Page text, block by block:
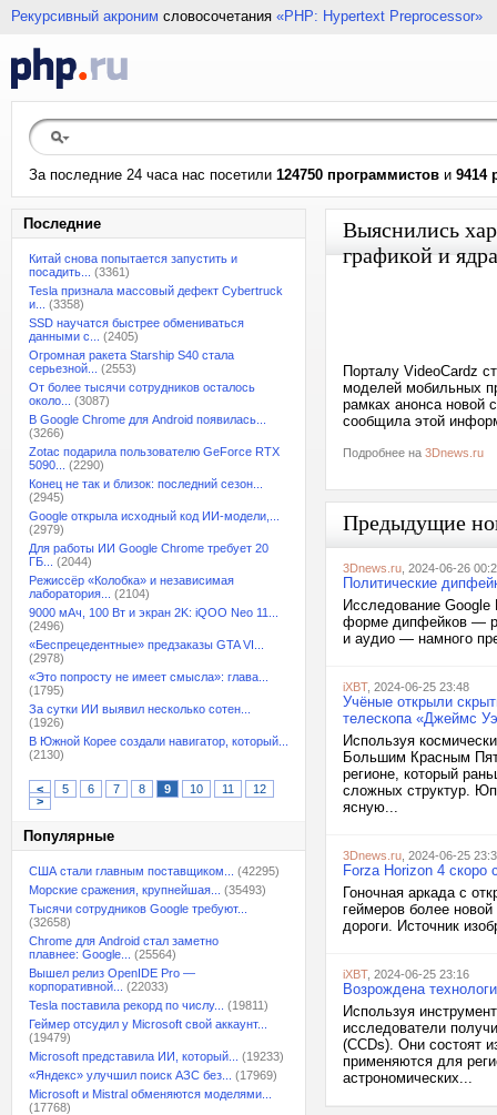
Рекурсивный акроним словосочетания «PHP: Hypertext Preprocessor»
За последние 24 часа нас посетили 124750 программистов и 9414
Последние
Китай снова попытается запустить и
посадить...
(3361)
Tesla признала массовый дефект Cybertruck
и...
(3358)
SSD научатся быстрее обмениваться
данными с...
(2405)
Огромная ракета Starship S40 стала
серьезной...
(2553)
От более тысячи сотрудников осталось
около...
(3087)
В Google Chrome для Android появилась...
(3266)
Zotac подарила пользователю GeForce RTX
5090...
(2290)
Конец не так и близок: последний сезон...
(2945)
Google открыла исходный код ИИ-модели,...
(2979)
Для работы ИИ Google Chrome требует 20
ГБ...
(2044)
Режиссёр «Колобка» и независимая
лаборатория...
(2104)
9000 мАч, 100 Вт и экран 2K: iQOO Neo 11...
(2496)
«Беспрецедентные» предзаказы GTA VI...
(2978)
«Это попросту не имеет смысла»: глава...
(1795)
За сутки ИИ выявил несколько сотен...
(1926)
В Южной Корее создали навигатор, который...
(2130)
< 5 6 7 8 9 10 11
12
>
Популярные
США стали главным поставщиком...
(42295)
Морские сражения, крупнейшая...
(35493)
Тысячи сотрудников Google требуют...
(32658)
Chrome для Android стал заметно
плавнее: Google...
(25564)
Вышел релиз OpenIDE Pro —
корпоративной...
(22033)
Tesla поставила рекорд по числу...
(19811)
Геймер отсудил у Microsoft свой аккаунт...
(19479)
Microsoft представила ИИ, который...
(19233)
«Яндекс» улучшил поиск АЗС без...
(17969)
Microsoft и Mistral обменяются моделями...
(17768)
Выяснились
графикой и
Порталу VideoCardz
моделей мобильных
рамках анонса новой
сообщила этой
Подробнее на 3Dnews.ru
Предыдущие
3Dnews.ru , 2024-06-26
Политические
Исследование Google
форме дипфейков —
и аудио — намного
iXBT, 2024-06-25 23:48
Учёные открыли
телескопа «Джеймс
Используя
Большим Красным
регионе, который
сложных структур.
ясную...
3Dnews.ru , 2024-06-25
Forza Horizon 4
Гоночная аркада с
геймеров более
дороги. Источник
iXBT, 2024-06-25 23:16
Возрождена
Используя
исследователи
(CCDs). Они состоят
применяются для
астрономических...